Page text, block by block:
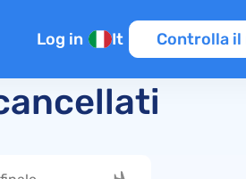
Log in It Controlla